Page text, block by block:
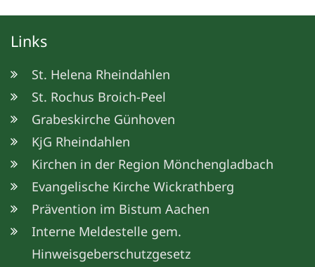
Links
St. Helena Rheindahlen
St. Rochus Broich-Peel
Grabeskirche Günhoven
KjG Rheindahlen
Kirchen in der Region Mönchengladbach
Evangelische Kirche Wickrathberg
Prävention im Bistum Aachen
Interne Meldestelle gem.
Hinweisgeberschutzgesetz